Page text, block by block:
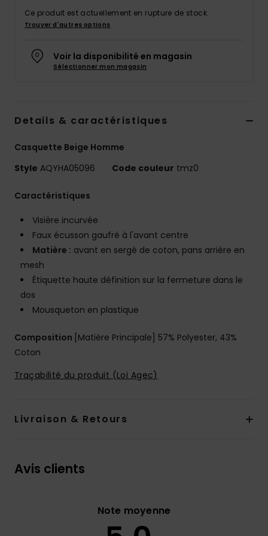
Ce produit est actuellement en rupture de stock.
Trouver d'autres options
Voir la disponibilité en magasin
Sélectionner mon magasin
Details & caractéristiques
Casquette Beige Homme
Style AQYHA05096 Code couleur tmz0
Caractéristiques
Visière incurvée
Faux écusson gaufré à l'avant centre
Matière : avant en sergé de coton, pans arrière en
mesh
Étiquette haute définition sur la fermeture dans le
dos
Mousqueton en plastique
Composition [Matière Principale] 57% Polyester, 43%
Coton
Traçabilité du produit (Loi Agec)
Livraison & Retours
Avis clients
Note moyenne